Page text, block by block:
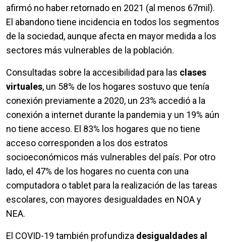
afirmó no haber retornado en 2021 (al menos 67mil).
El abandono tiene incidencia en todos los segmentos
de la sociedad, aunque afecta en mayor medida a los
sectores más vulnerables de la población.
Consultadas sobre la accesibilidad para las clases
virtuales, un 58% de los hogares sostuvo que tenía
conexión previamente a 2020, un 23% accedió a la
conexión a internet durante la pandemia y un 19% aún
no tiene acceso. El 83% los hogares que no tiene
acceso corresponden a los dos estratos
socioeconómicos más vulnerables del país. Por otro
lado, el 47% de los hogares no cuenta con una
computadora o tablet para la realización de las tareas
escolares, con mayores desigualdades en NOA y
NEA.
El COVID-19 también profundiza desigualdades al